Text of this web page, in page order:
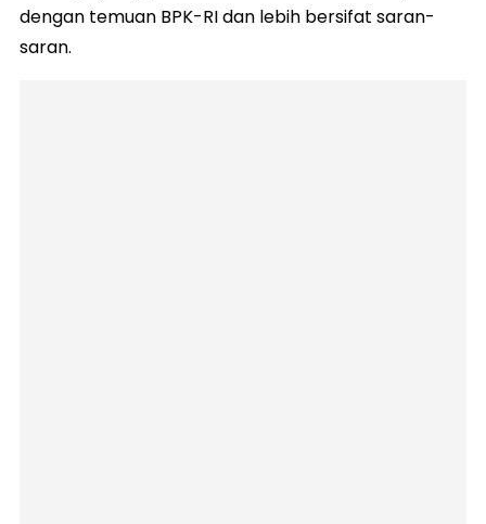
dengan temuan BPK-RI dan lebih bersifat saran-
saran.